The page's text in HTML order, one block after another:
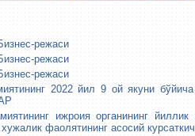
режаси
режаси
режаси
2022 йил 9 ой якуни
ижроия органининг
фаолятининг асосий